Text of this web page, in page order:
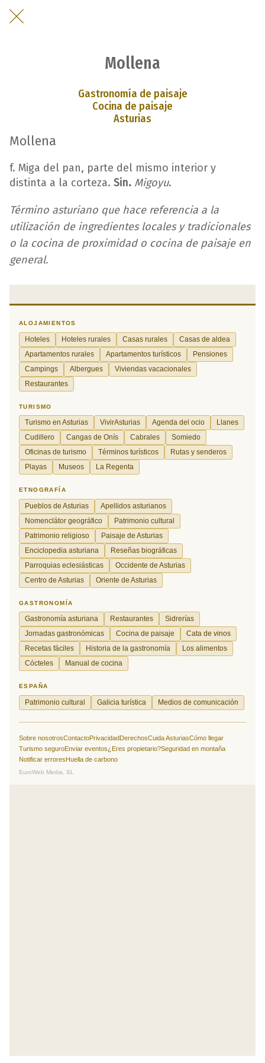
Mollena
Gastronomía de paisaje
Cocina de paisaje
Asturias
Mollena
f. Miga del pan, parte del mismo interior y
distinta a la corteza. Sin. Migoyu.
Término asturiano que hace referencia a la
utilización de ingredientes locales y tradicionales
o la cocina de proximidad o cocina de paisaje en
general.